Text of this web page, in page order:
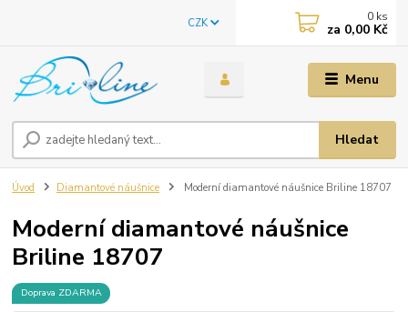
Menu
CZK
Hledat
0 ks
za 0,00 Kč
Úvod Diamantové náušnice Moderní diamantové náušnice Briline 18707
Moderní diamantové náušnice
Briline 18707
Doprava ZDARMA